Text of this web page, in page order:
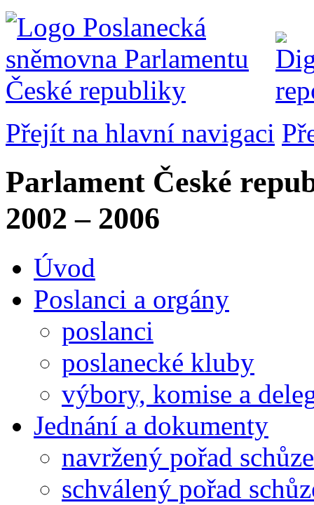
Přejít na hlavní navigaci
Parlament České
2002 – 2006
Úvod
Poslanci a orgány
poslanci
poslanecké kluby
výbory, komise a
Jednání a dokumenty
navržený pořad schůze
schválený pořad